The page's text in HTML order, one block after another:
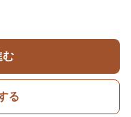
む
る